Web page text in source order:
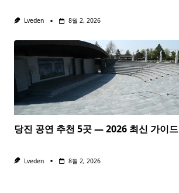
Lveden 8월 2, 2026
당진 공연 추천 5곳 — 2026 최신 가이드
Lveden 8월 2, 2026